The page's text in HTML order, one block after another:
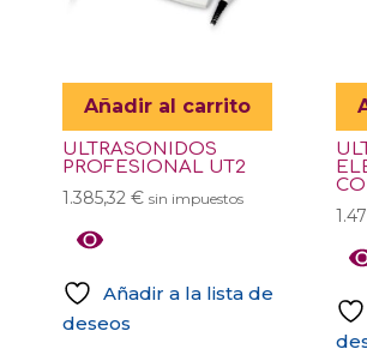
Añadir al carrito
ULTRASONIDOS
PROFESIONAL UT2
1.385,32 € sin impuestos
Añadir a la lista de
deseos